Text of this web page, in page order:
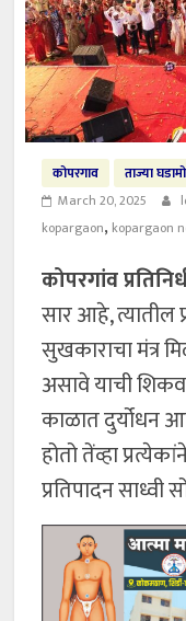
कोपरगाव ताज्या
March 20, 2025
kopargaon, kopargaon
कोपरगांव
सार आहे, त्यातील
सुखकाराचा मंत्र
असावे याची
काळात दुर्योधन
होतो तेंव्हा
प्रतिपादन साध्वी